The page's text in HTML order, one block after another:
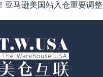
亚马逊美国站入仓重要调整